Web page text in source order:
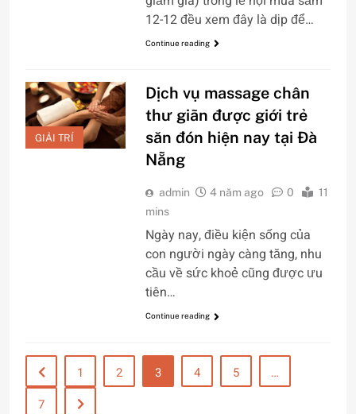
12-12 đều xem đây là dịp để…
Continue reading
GIẢI TRÍ
Dịch vụ massage chân
thư giãn được giới trẻ
săn đón hiện nay tại Đà
Nẵng
admin 4 năm ago 0
11
mins
Ngày nay, điều kiện sống của
con người ngày càng tăng, nhu
cầu về sức khoẻ cũng được ưu
tiên…
Continue reading
1 2 3 4 5
…
7